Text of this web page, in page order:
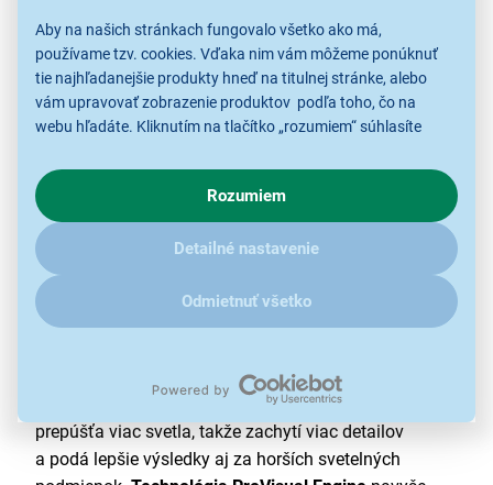
Aby na našich stránkach fungovalo všetko ako má,
používame tzv. cookies. Vďaka nim vám môžeme ponúknuť
tie najhľadanejšie produkty hneď na titulnej stránke, alebo
vám upravovať zobrazenie produktov podľa toho, čo na
webu hľadáte. Kliknutím na tlačítko „rozumiem“ súhlasíte
o chovaní na webe pre zobrazovaní cielených reklám.
V prípade že vás zaujímajú detaily, ako u nás s cookies a
ďalšími údaji pracujeme, kliknitesem.
Rozumiem
Detailné nastavenie
Odmietnuť všetko
pamäťou taksmartfónspoľahlivo zvláda plynulý
multitasking aj prácu vo viacerých oknách súčasne.
200Mpx fotoaparátso širšou clonou
prepúšťa viac svetla, takže zachytí viac detailov
a podá lepšie výsledky aj za horších svetelných